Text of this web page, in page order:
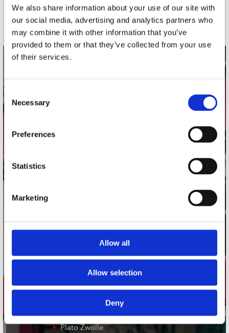
We also share information about your use of our site with
our social media, advertising and analytics partners who
may combine it with other information that you’ve
provided to them or that they’ve collected from your use
of their services.
Consent
Selection
Necessary
Preferences
Statistics
Marketing
Allow all
Allow selection
Deny
Record Mania Amsterdam
Plato Groningen
Plato Utrecht
Plato Zwolle